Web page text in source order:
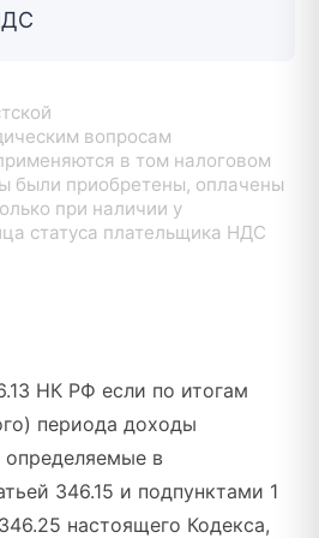
вопросам
в том налоговом
были приобретены, оплачены
при наличии у
статуса плательщика НДС
НК РФ если по итогам
периода доходы
определяемые в
346.15 и подпунктами 1
настоящего Кодекса,